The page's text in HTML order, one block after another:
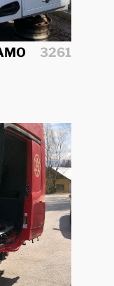
3261